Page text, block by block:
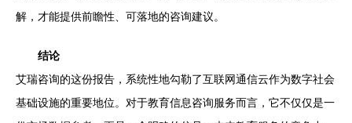
解，才能提供前瞻性、可落地的咨询建议。
结论
艾瑞咨询的这份报告，系统性地勾勒了互联网通信云作为数字社会
基础设施的重要地位。对于教育信息咨询服务而言，它不仅仅是一